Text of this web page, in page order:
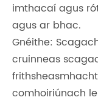
imthacaí agus
agus ar bhac.
Gnéithe:
cruinneas
comhoiriúnach